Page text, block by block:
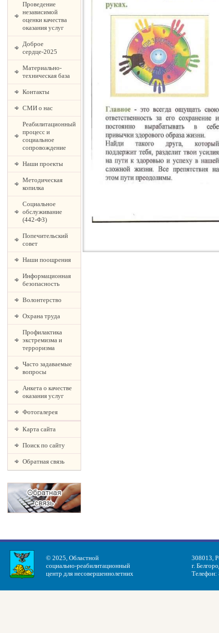
Проведение
независимой
оценки качества
оказания услуг
Доброе
сердце-2025
Материально-
техническая база
Контакты
СМИ о нас
Реабилитационный
процесс и
социальное
сопровождение
Наши проекты
Методическая
копилка
Социальное
обслуживание
(442-ФЗ)
Попечительский
совет
Наши поощрения
Информационная
безопасность
Волонтерство
Охрана труда
Профилактика
экстремизма и
терроризма
Часто задаваемые
вопросы
Анкета о качестве
оказания услуг
Фотогалерея
Карта сайта
Поиск по сайту
Обратная связь
© 2025, Областной
социально-реабилитационный
центр для несовершеннолетних
308013,
г.